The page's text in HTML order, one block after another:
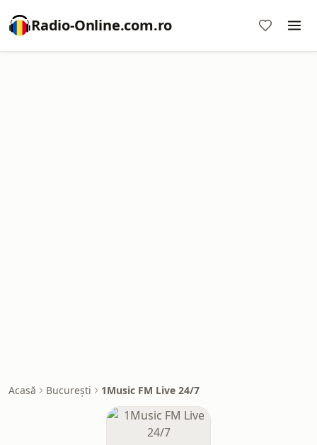
Radio-Online.com.ro
Acasă București 1Music FM Live 24/7